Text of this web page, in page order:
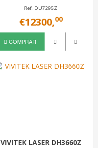
Ref. DU7295Z
€12300,00
COMPRAR
VIVITEK LASER DH3660Z